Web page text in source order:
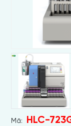
Mã: HLC-